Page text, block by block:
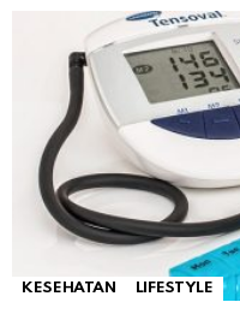
KESEHATAN LIFESTYLE